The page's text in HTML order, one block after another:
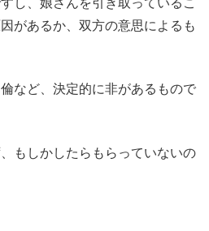
し、娘さんを引き取っているこ
があるか、双方の意思によるも
など、決定的に非があるもので
もしかしたらもらっていないの